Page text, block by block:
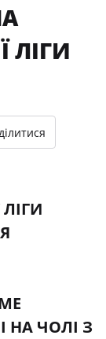
ЛІГИ
НА ЧОЛІ З